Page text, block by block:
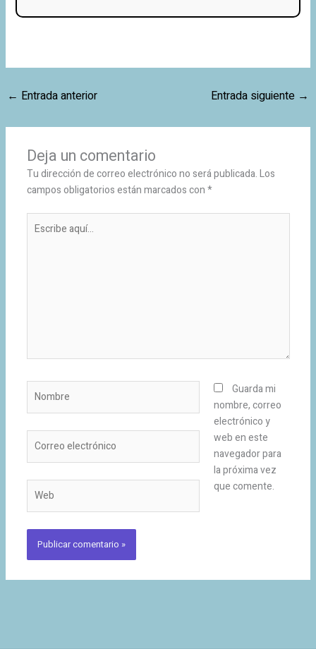
← Entrada anterior Entrada siguiente →
Deja un comentario
Tu dirección de correo electrónico no será publicada.Los
campos obligatorios están marcados con*
aquí...
electrónico
Guarda mi
nombre, correo
electrónico y
web en este
navegador para
la próxima vez
que comente.